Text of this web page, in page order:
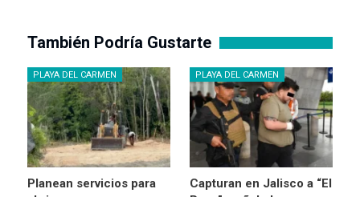
También Podría Gustarte
PLAYA DEL CARMEN
Planean servicios para
PLAYA DEL CARMEN
Capturan en Jalisco a “El